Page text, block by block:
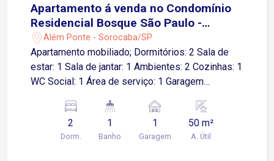
Apartamento á venda no Condomínio
Residencial Bosque São Paulo -
Sorocaba/SP
Além Ponte - Sorocaba/SP
Apartamento mobiliado; Dormitórios: 2 Sala de
estar: 1 Sala de jantar: 1 Ambientes: 2 Cozinhas: 1
WC Social: 1 Área de serviço: 1 Garagem
Playground ? Salão de festas ? Sauna
2
Dorm.
1
Banho
1
Garagem
50 m²
A. Útil